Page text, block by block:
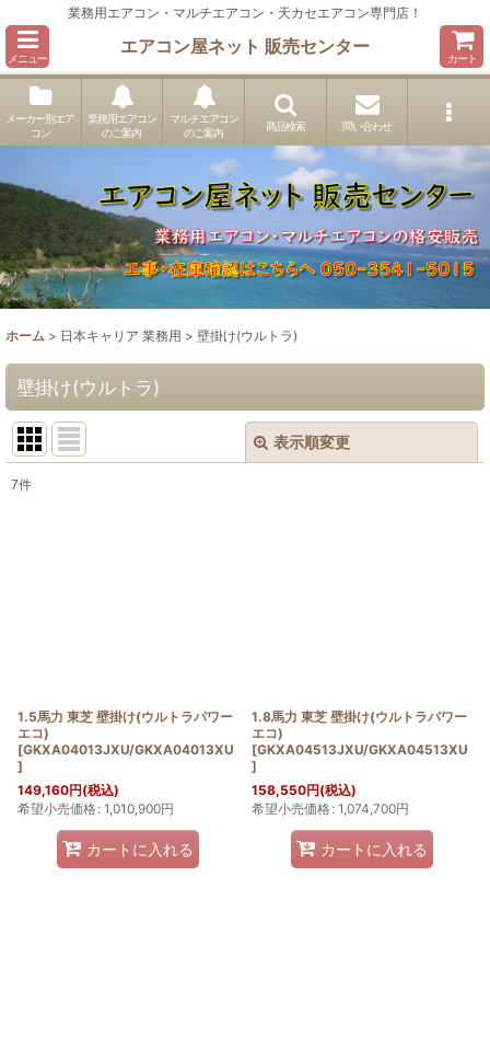
業務用エアコン・マルチエアコン・天カセエアコン専門店！
メニュー
エアコン屋ネット 販売センター
カート
メーカー別エア
コン
業務用エアコン
のご案内
マルチエアコン
のご案内
商品検索 問い合わせ
ホーム > 日本キャリア 業務用 > 壁掛け(ウルトラ)
壁掛け(ウルトラ)
表示順変更
7件
1.5馬力 東芝 壁掛け(ウルトラパワー
エコ)
[GKXA04013JXU/GKXA04013XU
]
149,160円(税込)
希望小売価格: 1,010,900円
カートに入れる
1.8馬力 東芝 壁掛け(ウルトラパワー
エコ)
[GKXA04513JXU/GKXA04513XU
]
158,550円(税込)
希望小売価格: 1,074,700円
カートに入れる